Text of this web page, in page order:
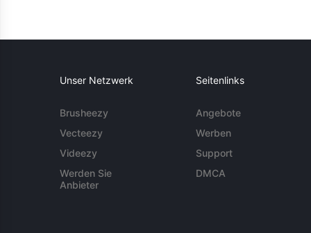
Unser Netzwerk
Brusheezy
Vecteezy
Videezy
Werden Sie
Anbieter
Seitenlinks
Angebote
Werben
Support
DMCA